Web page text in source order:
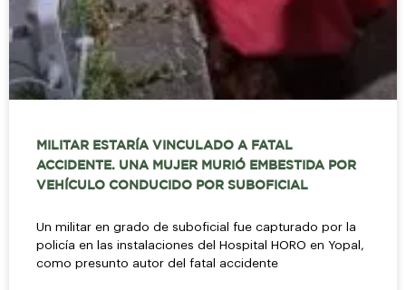
MILITAR ESTARÍA VINCULADO A FATAL
ACCIDENTE. UNA MUJER MURIÓ EMBESTIDA POR
VEHÍCULO CONDUCIDO POR SUBOFICIAL
Un militar en grado de suboficial fue capturado por la
policía en las instalaciones del Hospital HORO en Yopal,
como presunto autor del fatal accidente